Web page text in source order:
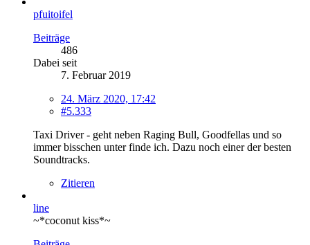
pfuitoifel
Beiträge
486
Dabei seit
7. Februar 2019
24. März 2020, 17:42
#5.333
Taxi Driver - geht neben Raging Bull, Goodfellas und so
immer bisschen unter finde ich. Dazu noch einer der besten
Soundtracks.
Zitieren
line
~*coconut kiss*~